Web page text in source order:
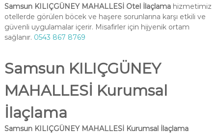
Samsun KILIÇGÜNEY MAHALLESİ Otel İlaçlamahizmetimiz
otellerde görülen böcek ve haşere sorunlarına karşı etkili ve
güvenli uygulamalar içerir. Misafirler için hijyenik ortam
sağlanır. 0543 867 8769
Samsun KILIÇGÜNEY
MAHALLESİ Kurumsal
İlaçlama
Samsun KILIÇGÜNEY MAHALLESİ Kurumsal İlaçlama